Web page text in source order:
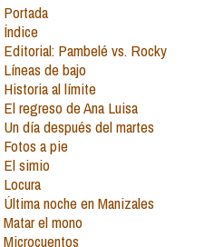
Portada
Índice
Editorial: Pambelé vs. Rocky
Líneas de bajo
Historia al límite
El regreso de Ana Luisa
Un día después del martes
Fotos a pie
El simio
Locura
Última noche en Manizales
Matar el mono
Microcuentos